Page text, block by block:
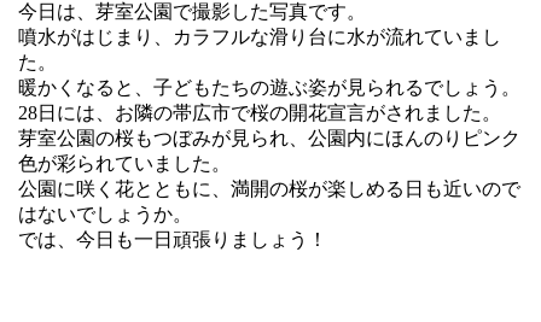
今日は、芽室公園で撮影した写真です。
噴水がはじまり、カラフルな滑り台に水が流れていまし
た。
暖かくなると、子どもたちの遊ぶ姿が見られるでしょう。
28日には、お隣の帯広市で桜の開花宣言がされました。
芽室公園の桜もつぼみが見られ、公園内にほんのりピンク
色が彩られていました。
公園に咲く花とともに、満開の桜が楽しめる日も近いので
はないでしょうか。
では、今日も一日頑張りましょう！